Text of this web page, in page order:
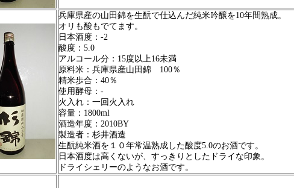
兵庫県産の山田錦を生酛で仕込んだ純米吟醸を10年間熟成。
オリも酸もでてます。
日本酒度：-2
酸度：5.0
アルコール分：15度以上16未満
原料米：兵庫県産山田錦 100％
精米歩合：40％
使用酵母：-
火入れ：一回火入れ
容量：1800ml
酒造年度：2010BY
製造者：杉井酒造
生酛純米酒を１０年常温熟成した酸度5.0のお酒です。
日本酒度は高くないが、すっきりとしたドライな印象。
ドライシェリーのようなお酒です。